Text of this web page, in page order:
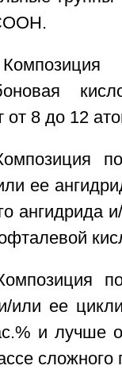
от 8 до 12
ее
ангидрида
или ее
и лучше
сложного